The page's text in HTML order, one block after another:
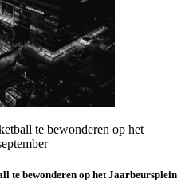
te bewonderen op het
te bewonderen op het Jaarbeursplein